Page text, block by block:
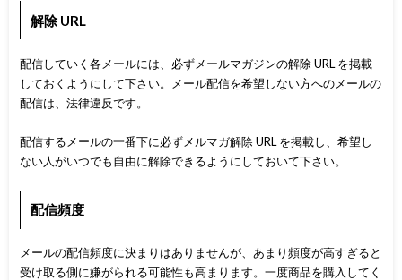
解除 URL
配信していく各メールには、必ずメールマガジンの解除 URL を掲載
しておくようにして下さい。メール配信を希望しない方へのメールの
配信は、法律違反です。
配信するメールの一番下に必ずメルマガ解除 URL を掲載し、希望し
ない人がいつでも自由に解除できるようにしておいて下さい。
配信頻度
メールの配信頻度に決まりはありませんが、あまり頻度が高すぎると
受け取る側に嫌がられる可能性も高まります。一度商品を購入してく